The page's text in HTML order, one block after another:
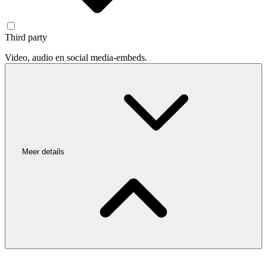
Third party
Video, audio en social media-embeds.
Meer details